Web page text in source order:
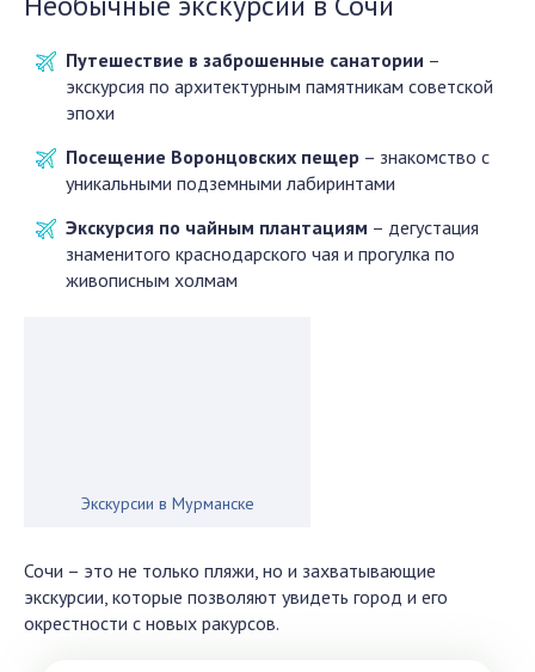
Путешествие в заброшенные санатории –
экскурсия по архитектурным памятникам советской
эпохи
Посещение Воронцовских пещер – знакомство с
уникальными подземными лабиринтами
Экскурсия по чайным плантациям – дегустация
знаменитого краснодарского чая и прогулка по
живописным холмам
Экскурсии в Мурманске
Сочи – это не только пляжи, но и захватывающие
экскурсии, которые позволяют увидеть город и его
окрестности с новых ракурсов.